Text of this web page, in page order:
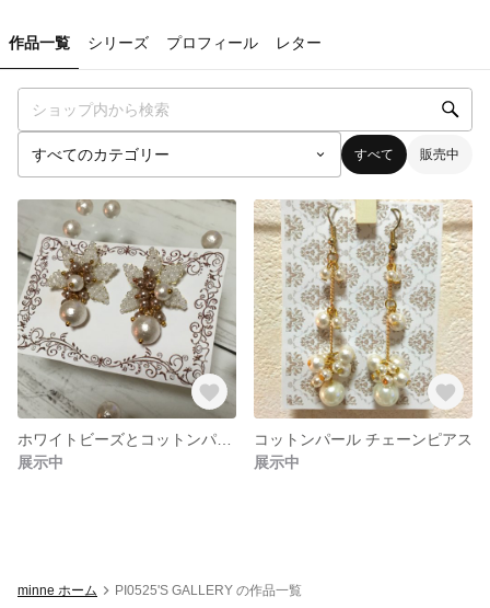
作品一覧 シリーズ プロフィール レター
すべて 販売中
展示中
コットンパール チェーンピアス
展示中
minne ホーム PI0525'S GALLERY の作品一覧